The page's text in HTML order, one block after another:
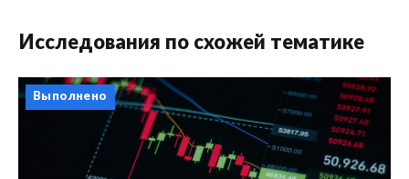
Исследования по схожей тематике
Выполнено